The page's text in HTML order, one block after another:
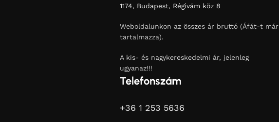
1174, Budapest, Régivám köz 8
Weboldalunkon az összes ár bruttó (Áfát-t már
tartalmazza).
A kis- és nagykereskedelmi ár, jelenleg
ugyanaz!!!
Telefonszám
+36 1 253 5636